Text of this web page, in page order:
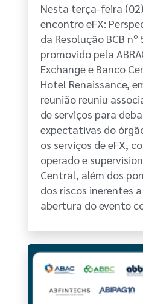
Nesta terça-feira
encontro eFX:
da Resolução BCB
promovido pela
Exchange e Banco
Hotel Renaissance,
reunião reuniu
de serviços para
expectativas do
os serviços de eFX,
operado e
Central, além dos
dos riscos inerentes
abertura do evento